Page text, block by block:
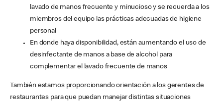
lavado de manos frecuente y minucioso y se recuerda a los
miembros del equipo las prácticas adecuadas de higiene
personal
En donde haya disponibilidad, están aumentando el uso de
desinfectante de manos a base de alcohol para
complementar el lavado frecuente de manos
También estamos proporcionando orientación a los gerentes de
restaurantes para que puedan manejar distintas situaciones